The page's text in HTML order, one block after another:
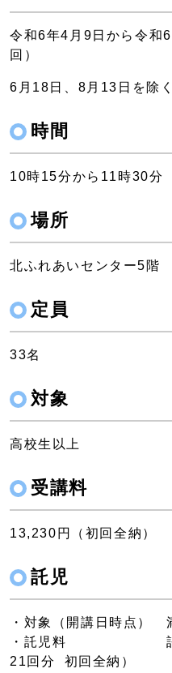
令和6年4月9日から令
回）
6月18日、8月13日を除く
時間
10時15分から11時30分
場所
北ふれあいセンター5階
定員
33名
対象
高校生以上
受講料
13,230円（初回全納）
託児
・対象（開講日時点）
・託児料 託児1
21回分 初回全納）